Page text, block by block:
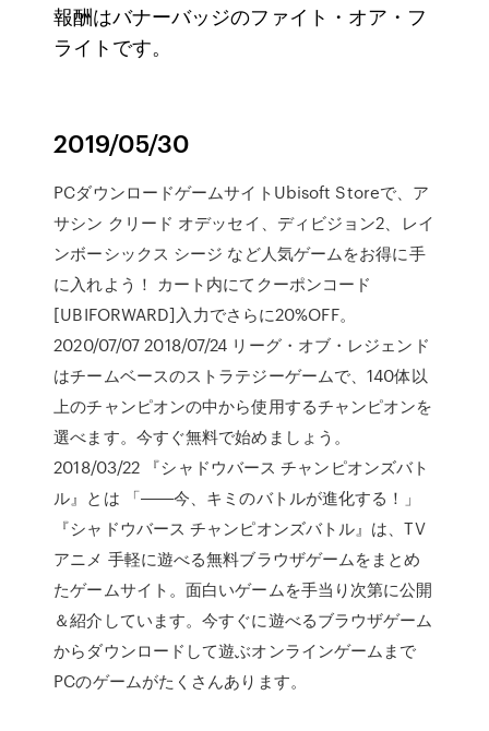
報酬はバナーバッジのファイト・オア・フ
ライトです。
2019/05/30
PCダウンロードゲームサイトUbisoft Storeで、ア
サシン クリード オデッセイ、ディビジョン2、レイ
ンボーシックス シージ など人気ゲームをお得に手
に入れよう！ カート内にてクーポンコード
[UBIFORWARD]入力でさらに20%OFF。
2020/07/07 2018/07/24 リーグ・オブ・レジェンド
はチームベースのストラテジーゲームで、140体以
上のチャンピオンの中から使用するチャンピオンを
選べます。今すぐ無料で始めましょう。
2018/03/22 『シャドウバース チャンピオンズバト
ル』とは 「――今、キミのバトルが進化する！」
『シャドウバース チャンピオンズバトル』は、TV
アニメ 手軽に遊べる無料ブラウザゲームをまとめ
たゲームサイト。面白いゲームを手当り次第に公開
＆紹介しています。今すぐに遊べるブラウザゲーム
からダウンロードして遊ぶオンラインゲームまで
PCのゲームがたくさんあります。